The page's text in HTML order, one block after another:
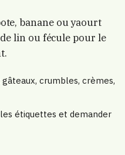
banane ou yaourt
lin ou fécule pour le
gâteaux, crumbles, crèmes,
étiquettes et demander